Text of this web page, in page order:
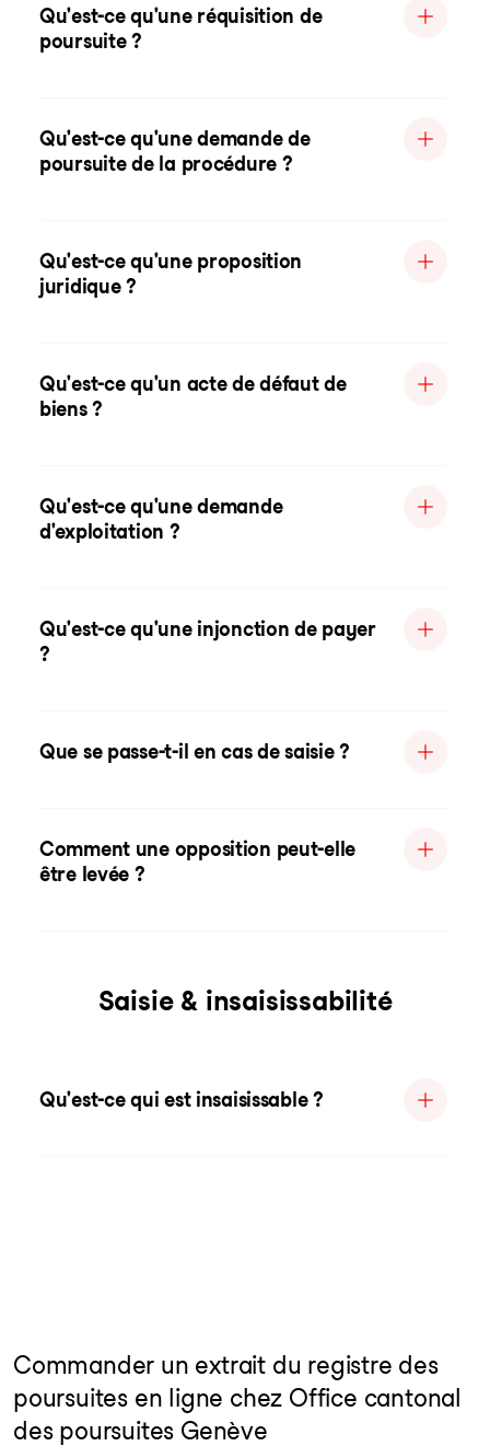
Qu'est-ce qu'une réquisition de
poursuite ?
Qu'est-ce qu'une demande de
poursuite de la procédure ?
Qu'est-ce qu'une proposition
juridique ?
Qu'est-ce qu'un acte de défaut de
biens ?
Qu'est-ce qu'une demande
d'exploitation ?
Qu'est-ce qu'une injonction de payer
?
Que se passe-t-il en cas de saisie ?
Comment une opposition peut-elle
être levée ?
Saisie & insaisissabilité
Qu'est-ce qui est insaisissable ?
Commander un extrait du registre des
poursuites en ligne chez Office cantonal
des poursuites Genève